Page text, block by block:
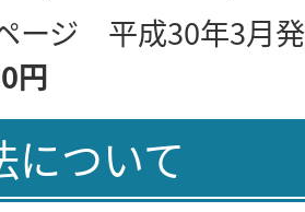
ージ 平成30年3月
円
について